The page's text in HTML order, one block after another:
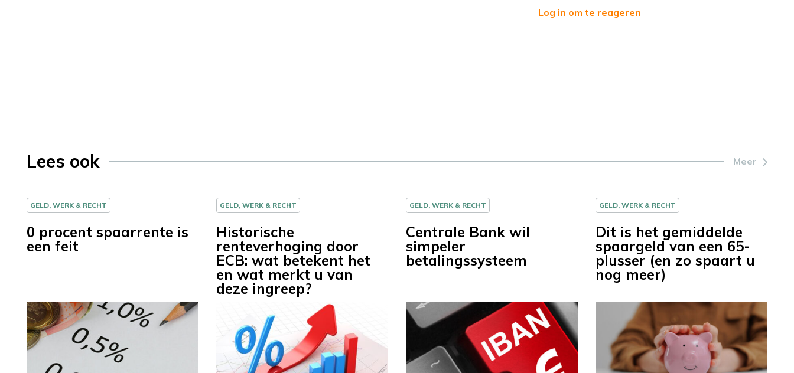
Log in om te reageren
Lees ook Meer
GELD, WERK & RECHT
0 procent spaarrente is
een feit
GELD, WERK & RECHT
Historische
renteverhoging door
ECB: wat betekent het
en wat merkt u van
deze ingreep?
GELD, WERK & RECHT
Centrale Bank wil
simpeler
betalingssysteem
GELD, WERK & RECHT
Dit is het gemiddelde
spaargeld van een 65-
plusser (en zo spaart u
nog meer)